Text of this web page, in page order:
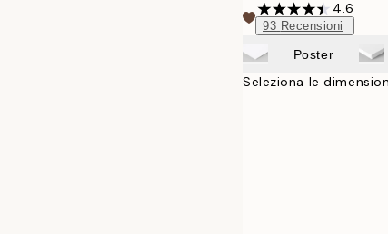
4.6
93 Recensioni
Poster
Seleziona le